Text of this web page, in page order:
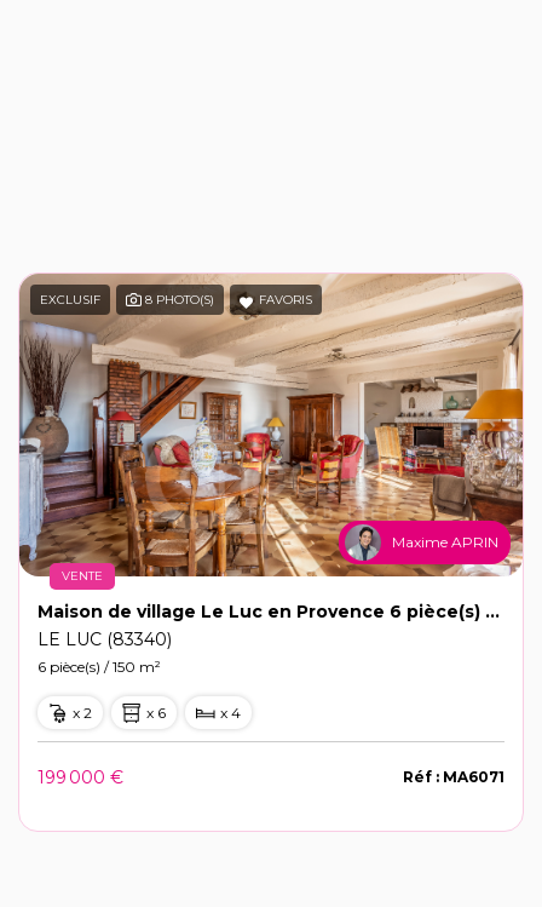
EXCLUSIF 8 PHOTO(S) FAVORIS
Maxime APRIN
VENTE
Maison de village Le Luc en Provence 6 pièce(s) 150 m²
LE LUC (83340)
6 pièce(s) / 150 m²
x 2 x 6 x 4
199 000 € Réf : MA6071